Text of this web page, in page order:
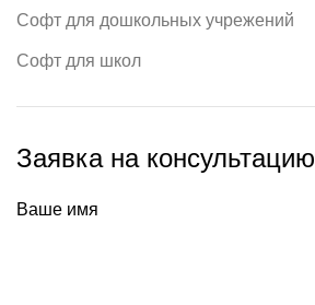
Софт для дошкольных учрежений
Софт для школ
Заявка на консультацию
Ваше имя